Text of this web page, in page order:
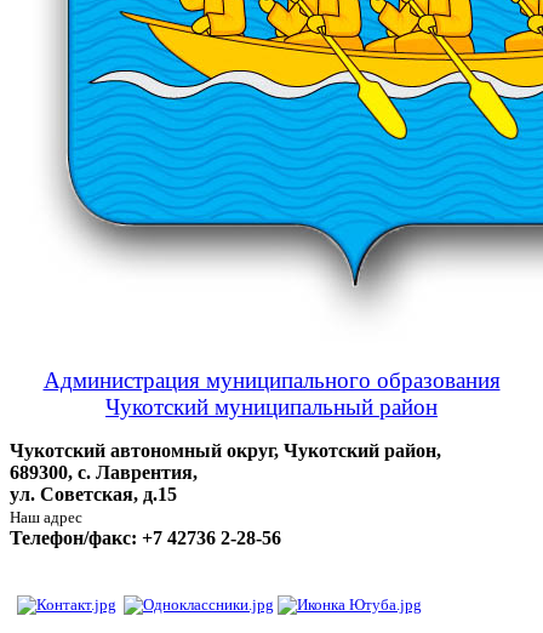
Администрация муниципального образования
Чукотский муниципальный район
Чукотский автономный округ, Чукотский район,
689300, с. Лаврентия,
ул. Советская, д.15
Наш адрес
Телефон/факс: +7 42736 2-28-56